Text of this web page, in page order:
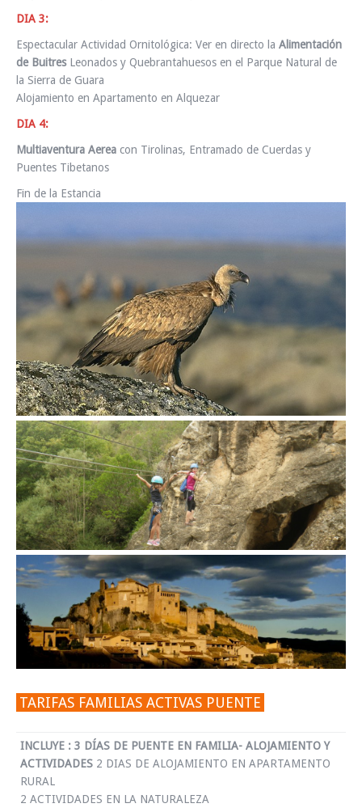
DIA 3:
Espectacular Actividad Ornitológica: Ver en directo la Alimentación
de BuitresLeonados y Quebrantahuesos en el Parque Natural de
la Sierra de Guara
Alojamiento en Apartamento en Alquezar
DIA 4:
Multiaventura Aerea con Tirolinas, Entramado de Cuerdas y
Puentes Tibetanos
Fin de la Estancia
TARIFAS FAMILIAS ACTIVAS PUENTE
INCLUYE : 3 DÍAS DE PUENTE EN FAMILIA- ALOJAMIENTO Y
ACTIVIDADES 2 DIAS DE ALOJAMIENTO EN APARTAMENTO
RURAL
2 ACTIVIDADES EN LA NATURALEZA